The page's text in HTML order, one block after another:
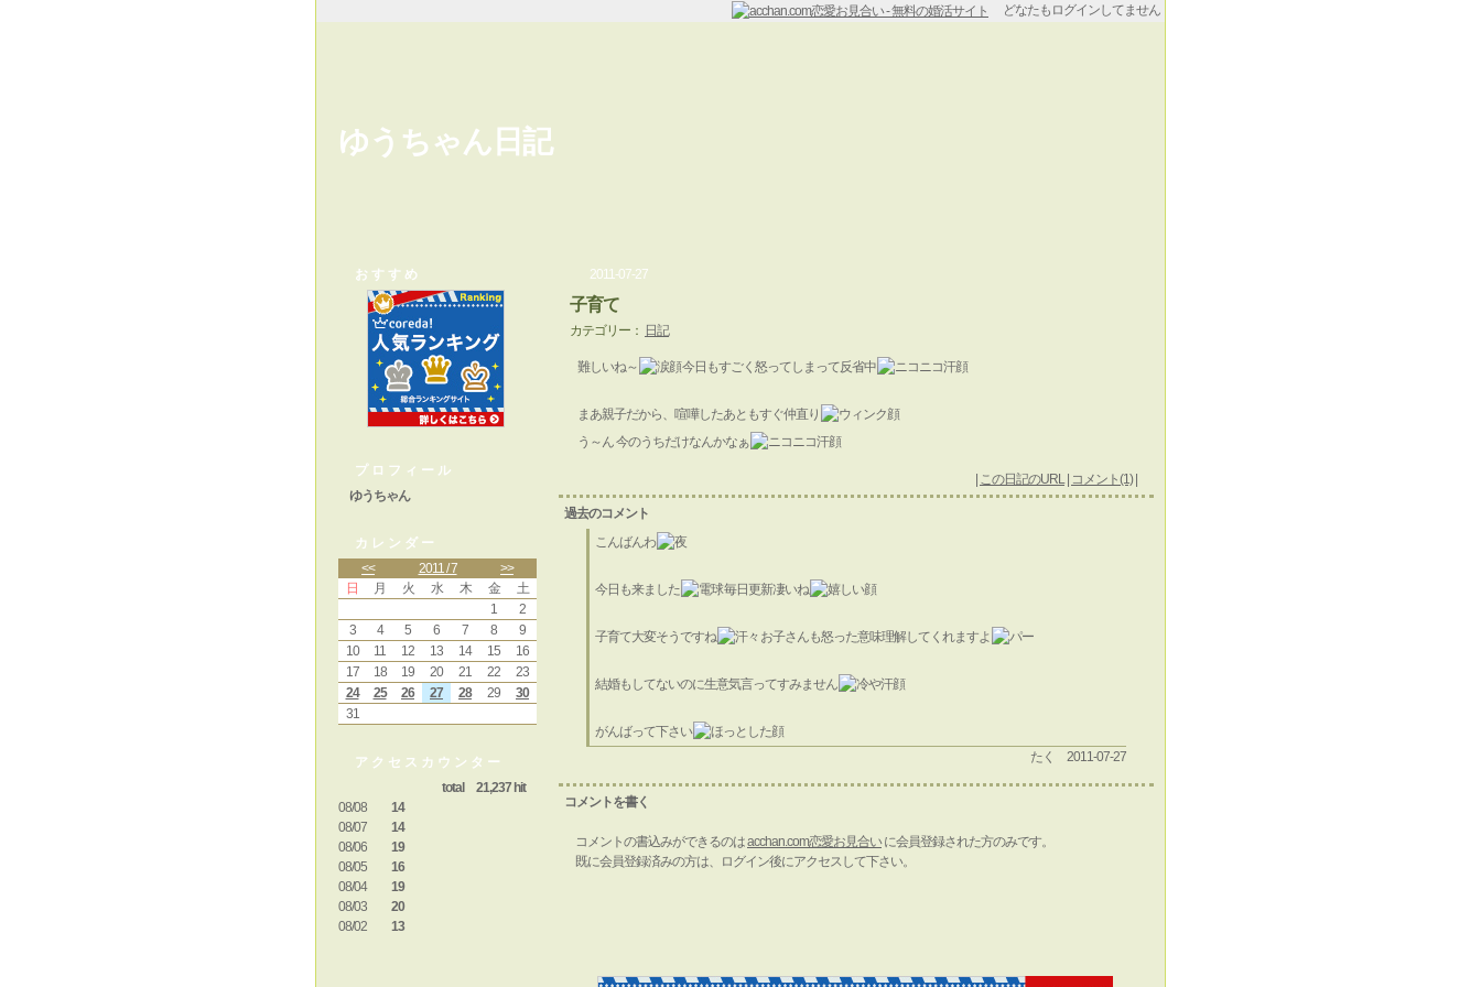
どなたもログインしてません
ゆうちゃん日記
おすすめ
プロフィール
ゆうちゃん
カレンダー
<<
2011 / 7
>>
日
月 火 水 木 金
土
1
2
3
4 5 6 7 8
9
10
11 12 13 14 15
16
17
18 19 20 21 22
23
24
25 26 27 28 29
30
31
アクセスカウンター
total 21,237 hit
08/08
14
08/07
14
08/06
19
08/05
16
08/04
19
08/03
20
08/02
13
2011-07-27
子育て
カテゴリー： 日記
難しいね～ 今日もすごく怒ってしまって反省中
まあ親子だから、喧嘩したあともすぐ仲直り
う～ん 今のうちだけなんかなぁ
この日記のURL| コメント(1)|
過去のコメント
こんばんわ
今日も来ました 毎日更新凄いね
子育て大変そうですね お子さんも怒った意味理解してくれますよ
結婚もしてないのに生意気言ってすみません
がんばって下さい
たく 2011-07-27
コメントを書く
コメントの書込みができるのはacchan.com恋愛お見合いに会員登録された方のみです。
既に会員登録済みの方は、ログイン後にアクセスして下さい。